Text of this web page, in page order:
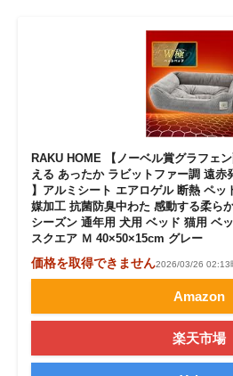
RAKU HOME 【ノーベル賞グラフェ
える あったか ラビットファー調 遠赤
】アルミシート エアロゲル 断熱 ペッ
媒加工 抗菌防臭中わた 感動する柔ら
シーズン 通年用 犬用 ベッド 猫用 ベ
スクエア Ｍ 40×50×15cm グレー
価格を取得できません2026/03/26 02:13
Amazon
楽天市場